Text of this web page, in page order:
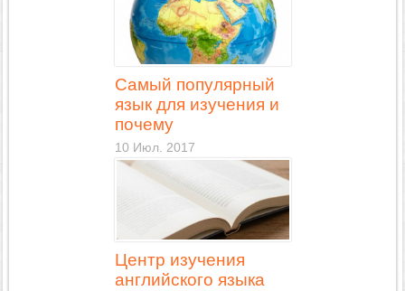
Самый популярный
язык для изучения и
почему
10 Июл. 2017
Центр изучения
английского языка